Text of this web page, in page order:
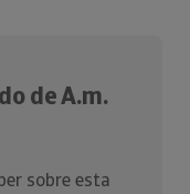
de A.m.
sobre esta